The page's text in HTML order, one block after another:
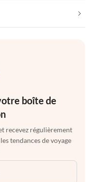
boîte de
recevez régulièrement
tendances de voyage